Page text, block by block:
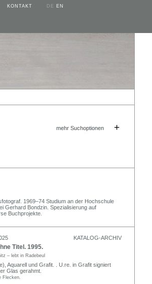
KONTAKT DE EN
mehr Suchoptionen +
1969–74 Studium an der Hochschule
Gerhard Bondzin. Spezialisierung auf
Buchprojekte.
KATALOG-ARCHIV
Titel. 1995.
– lebt in Radebeul
Aquarell und Grafit. . U.re. in Grafit signiert
Glas gerahmt.
Flecken.